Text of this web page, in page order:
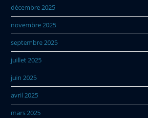
décembre 2025
novembre 2025
septembre 2025
juillet 2025
juin 2025
avril 2025
mars 2025